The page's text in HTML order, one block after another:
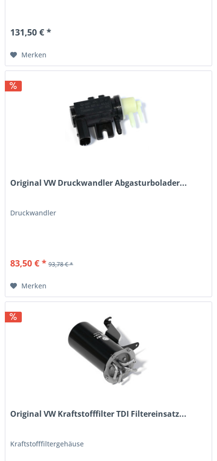
131,50 € *
Merken
Original VW Druckwandler Abgasturbolader...
Druckwandler
83,50 € * 93,78 € *
Merken
Original VW Kraftstofffilter TDI Filtereinsatz...
Kraftstofffiltergehäuse